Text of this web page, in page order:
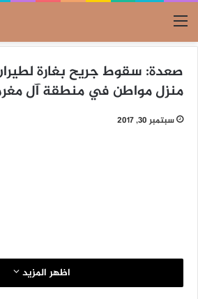
القائمة
صعدة: سقوط جريح بغارة
منزل مواطن في منطقة آل
سبتمبر 30, 2017
اظهر المزيد